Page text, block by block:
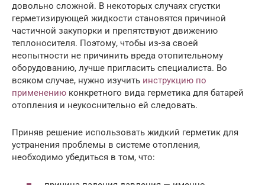
довольно сложной. В некоторых случаях сгустки
герметизирующей жидкости становятся причиной
частичной закупорки и препятствуют движению
теплоносителя. Поэтому, чтобы из-за своей
неопытности не причинить вреда отопительному
оборудованию, лучше пригласить специалиста. Во
всяком случае, нужно изучить инструкцию по
применению конкретного вида герметика для батарей
отопления и неукоснительно ей следовать.
Приняв решение использовать жидкий герметик для
устранения проблемы в системе отопления,
необходимо убедиться в том, что: